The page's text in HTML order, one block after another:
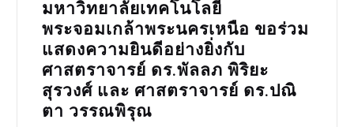
มหาวิทยาลัยเทคโนโลยี
พระจอมเกล้าพระนครเหนือ ขอร่วม
แสดงความยินดีอย่างยิ่งกับ
ศาสตราจารย์ ดร.พัลลภ พิริยะ
สุรวงศ์ และ ศาสตราจารย์ ดร.ปณิ
ตา วรรณพิรุณ